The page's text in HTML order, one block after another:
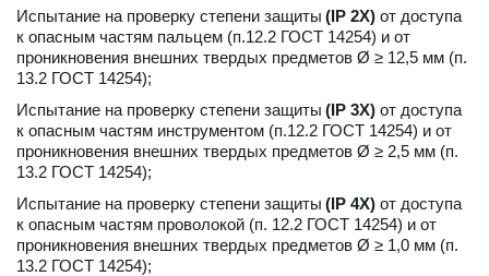
Испытание на проверку степени защиты (IP 2X) от доступа
к опасным частям пальцем (п.12.2 ГОСТ 14254) и от
проникновения внешних твердых предметов Ø ≥ 12,5 мм (п.
13.2 ГОСТ 14254);
Испытание на проверку степени защиты (IP 3X) от доступа
к опасным частям инструментом (п.12.2 ГОСТ 14254) и от
проникновения внешних твердых предметов Ø ≥ 2,5 мм (п.
13.2 ГОСТ 14254);
Испытание на проверку степени защиты (IP 4X) от доступа
к опасным частям проволокой (п. 12.2 ГОСТ 14254) и от
проникновения внешних твердых предметов Ø ≥ 1,0 мм (п.
13.2 ГОСТ 14254);